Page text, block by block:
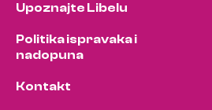
Upoznajte Libelu
Politika ispravaka i
nadopuna
Kontakt